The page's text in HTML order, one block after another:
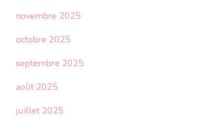
novembre 2025
octobre 2025
septembre 2025
août 2025
juillet 2025